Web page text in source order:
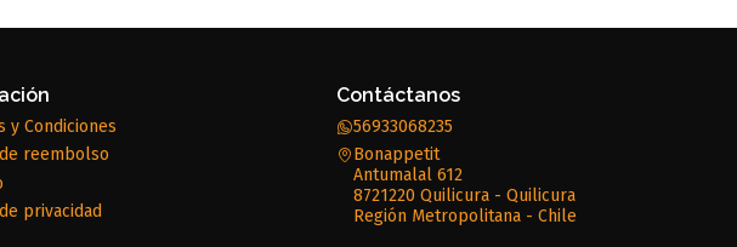
y Condiciones
reembolso
privacidad
Contáctanos
56933068235
Bonappetit
Antumalal 612
8721220 Quilicura - Quilicura
Región Metropolitana - Chile